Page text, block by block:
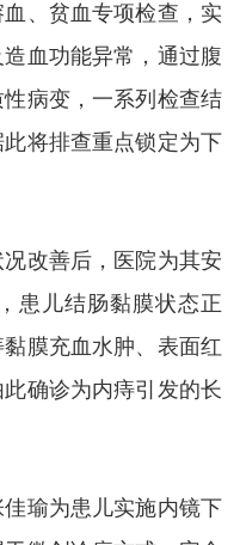
、贫血专项检查，实
血功能异常，通过腹
病变，一系列检查结
将排查重点锁定为下
改善后，医院为其安
患儿结肠黏膜状态正
膜充血水肿、表面红
确诊为内痔引发的长
瑜为患儿实施内镜下